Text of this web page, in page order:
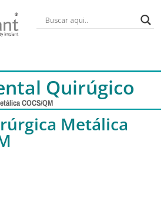
Quirúgico
COCS/QM
Metálica